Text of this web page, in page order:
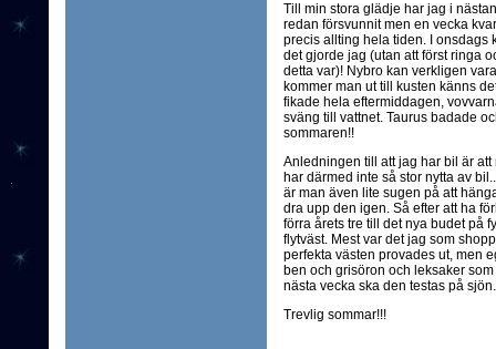
Till min stora glädje har jag i
redan försvunnit men en vecka
precis allting hela tiden. I onsdags
det gjorde jag (utan att först ringa
detta var)! Nybro kan verkligen
kommer man ut till kusten känns
fikade hela eftermiddagen,
sväng till vattnet. Taurus badade
sommaren!!
Anledningen till att jag har bil är
har därmed inte så stor nytta av
är man även lite sugen på att
dra upp den igen. Så efter att ha
förra årets tre till det nya budet på
flytväst. Mest var det jag som
perfekta västen provades ut, men
ben och grisöron och leksaker
nästa vecka ska den testas på
Trevlig sommar!!!